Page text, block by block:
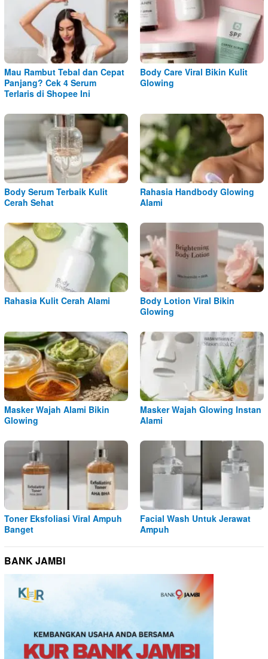
Mau Rambut Tebal dan Cepat
Panjang? Cek 4 Serum
Terlaris di Shopee Ini
Body Care Viral Bikin Kulit
Glowing
Body Serum Terbaik Kulit
Cerah Sehat
Rahasia Handbody Glowing
Alami
Rahasia Kulit Cerah Alami
Body Lotion Viral Bikin
Glowing
Masker Wajah Alami Bikin
Glowing
Masker Wajah Glowing Instan
Alami
Toner Eksfoliasi Viral Ampuh
Banget
Facial Wash Untuk Jerawat
Ampuh
BANK JAMBI